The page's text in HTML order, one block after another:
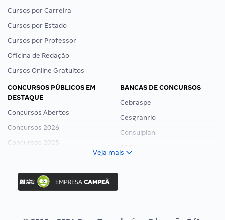
Cursos por Carreira
Cursos por Estado
Cursos por Professor
Oficina de Redação
Cursos Online Gratuitos
CONCURSOS PÚBLICOS EM
DESTAQUE
Concursos Abertos
Concursos 2026
Concursos 2025
Concurso Ibama
Concurso MPU
Editais publicados
BANCAS DE CONCURSOS
Cebraspe
Cesgranrio
Consulplan
Veja mais